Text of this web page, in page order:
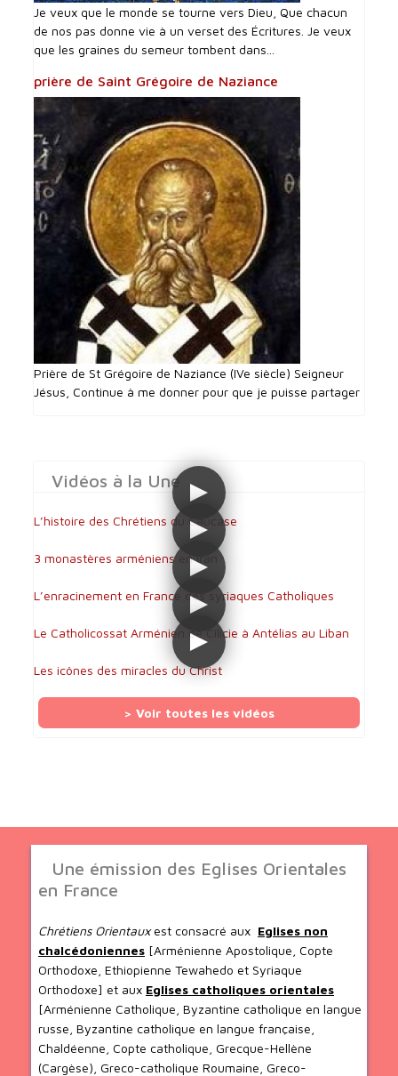
Je veux que le monde se tourne vers Dieu, Que chacun
de nos pas donne vie à un verset des Écritures. Je veux
que les graines du semeur tombent dans...
prière de Saint Grégoire de Naziance
Prière de St Grégoire de Naziance (IVe siècle) Seigneur
Jésus, Continue à me donner pour que je puisse partager
Vidéos à la Une
L’histoire des Chrétiens du Caucase
3 monastères arméniens en Iran
L’enracinement en France des syriaques Catholiques
Le Catholicossat Arménien de Cilicie à Antélias au Liban
Les icônes des miracles du Christ
> Voir toutes les vidéos
Une émission des Eglises Orientales
en France
Chrétiens Orientauxest consacré aux Eglises non
chalcédoniennes [Arménienne Apostolique, Copte
Orthodoxe, Ethiopienne Tewahedo et Syriaque
Orthodoxe] et aux Eglises catholiques orientales
[Arménienne Catholique, Byzantine catholique en langue
russe, Byzantine catholique en langue française,
Chaldéenne, Copte catholique, Grecque-Hellène
(Cargèse), Greco-catholique Roumaine, Greco-